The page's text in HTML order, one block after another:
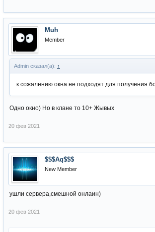
Muh
Member
Admin сказал(а): ↑
к сожалению окна не подходят для получения
Одно окно) Но в клане то 10+ Жывых
20 фев 2021
$$$Aq$$$
New Member
ушли сервера,смешной онлаин)
20 фев 2021